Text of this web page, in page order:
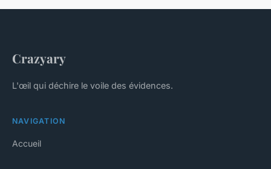
Crazyary
L'œil qui déchire le voile des évidences.
NAVIGATION
Accueil